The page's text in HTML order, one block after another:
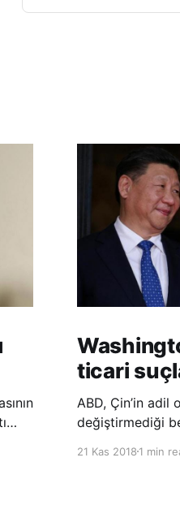
ticari
ABD, Çin’in adil
değiştirmediği
Temsilciliği’nin
21 Kas 20181 min